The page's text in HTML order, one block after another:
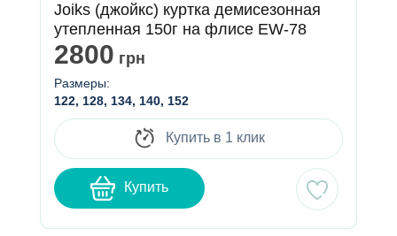
Joiks (джойкс) куртка демисезонная
утепленная 150г на флисе EW-78
2800 грн
Размеры:
122, 128, 134, 140, 152
Купить в 1 клик
Купить